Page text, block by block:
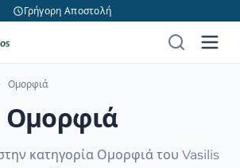
Γρήγορη Αποστολή
Ομορφιά
Ομορφιά
κατηγορία Ομορφιά του Vasilis